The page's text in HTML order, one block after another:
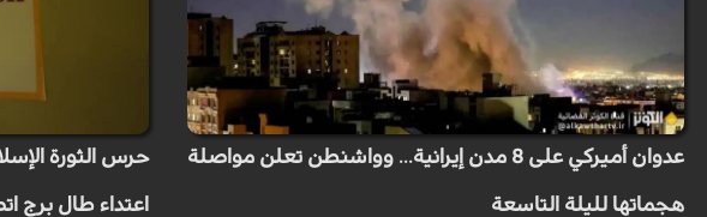
عدوان أميركي على 8 مدن إيرانية... وواشنطن تعلن مواصلة
هجماتها لليلة التاسعة
حرس الثورة
اعتداء طال برج